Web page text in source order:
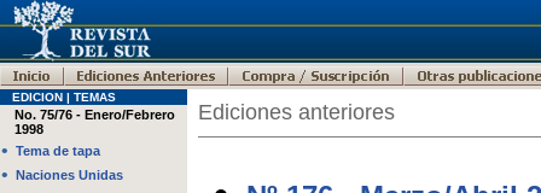
EDICION | TEMAS
No. 75/76 - Enero/Febrero
1998
• Tema de tapa
• Naciones Unidas
Ediciones anteriores